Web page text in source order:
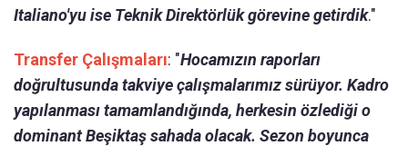
Italiano'yu ise Teknik Direktörlük görevine getirdik."
Transfer Çalışmaları: "Hocamızın raporları
doğrultusunda takviye çalışmalarımız sürüyor. Kadro
yapılanması tamamlandığında, herkesin özlediği o
dominant Beşiktaş sahada olacak. Sezon boyunca